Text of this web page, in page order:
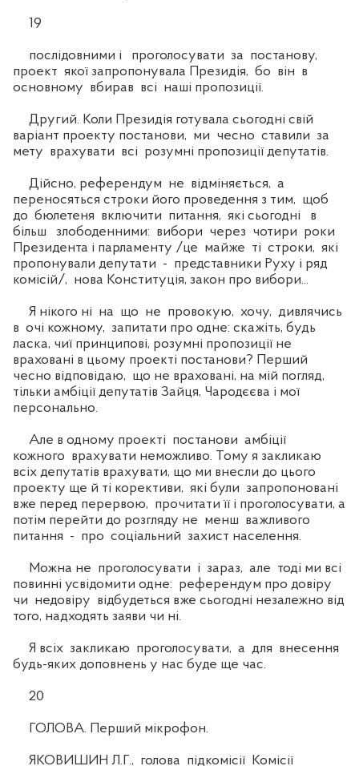
19
послідовними і проголосувати за постанову,
проект якої запропонувала Президія, бо він в
основному вбирав всі наші пропозиції.
Другий. Коли Президія готувала сьогодні свій
варіант проекту постанови, ми чесно ставили за
мету врахувати всі розумні пропозиції депутатів.
Дійсно, референдум не відміняється, а
переносяться строки його проведення з тим, щоб
до бюлетеня включити питання, які сьогодні в
більш злободенними: вибори через чотири роки
Президента і парламенту /це майже ті строки, які
пропонували депутати - представники Руху і ряд
комісій/, нова Конституція, закон про вибори...
Я нікого ні на що не провокую, хочу, дивлячись
в очі кожному, запитати про одне: скажіть, будь
ласка, чиї принципові, розумні пропозиції не
враховані в цьому проекті постанови? Перший
чесно відповідаю, що не враховані, на мій погляд,
тільки амбіції депутатів Зайця, Чародєєва і мої
персонально.
Але в одному проекті постанови амбіції
кожного врахувати неможливо. Тому я закликаю
всіх депутатів врахувати, що ми внесли до цього
проекту ще й ті корективи, які були запропоновані
вже перед перервою, прочитати її і проголосувати, а
потім перейти до розгляду не менш важливого
питання - про соціальний захист населення.
Можна не проголосувати і зараз, але тоді ми всі
повинні усвідомити одне: референдум про довіру
чи недовіру відбудеться вже сьогодні незалежно від
того, надходять заяви чи ні.
Я всіх закликаю проголосувати, а для внесення
будь-яких доповнень у нас буде ще час.
20
ГОЛОВА. Перший мікрофон.
ЯКОВИШИН Л.Г., голова підкомісії Комісії